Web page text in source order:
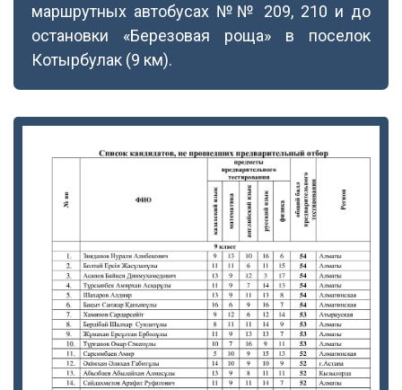
маршрутных автобусах №№ 209, 210 и до
остановки «Березовая роща» в поселок
Котырбулак (9 км).